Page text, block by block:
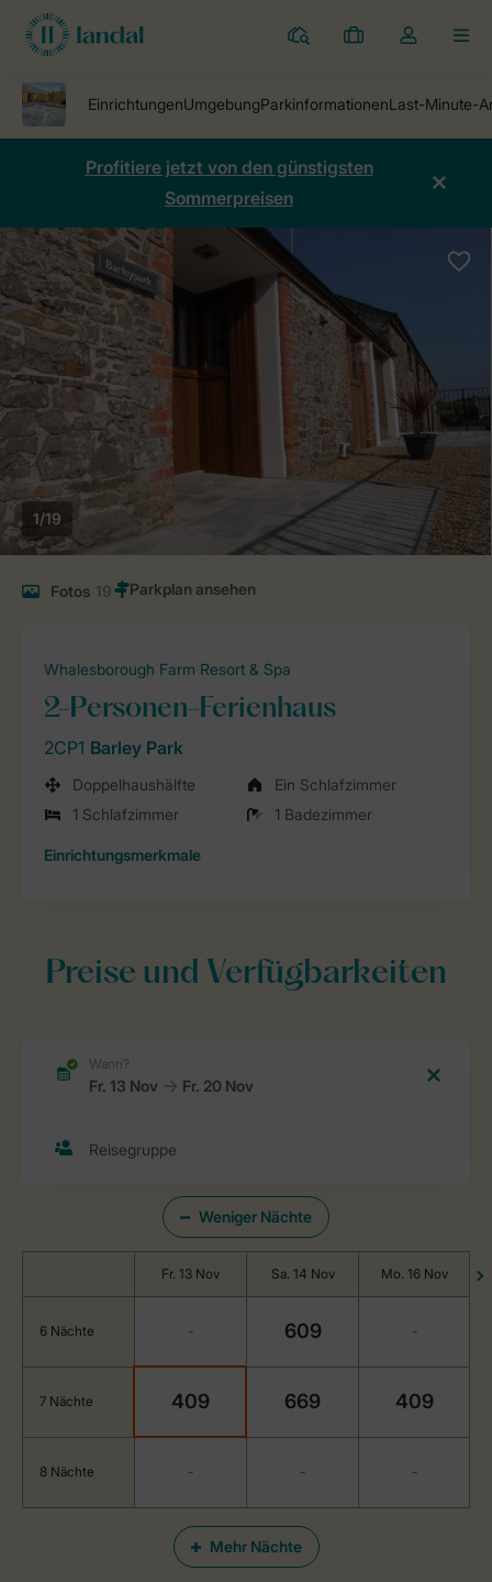
Ferienparks
Meine
Dropdown-
öffnen
Profitiere jetzt von den günstigsten
Sommerpreisen
1/19
Fotos 19
Whalesborough Farm Resort & Spa
2-Personen-Ferienhaus
2CP1 Barley Park
Doppelhaushälfte
Ein Schlafzimmer
1 Schlafzimmer
1 Badezimmer
Einrichtungsmerkmale
Preise und Verfügbarkeiten
Weniger Nächte
Mehr Nächte
Fr. 13 Nov Sa. 14 Nov Mo. 16 Nov
6 Nächte - 609 -
7 Nächte 409 669 409
8 Nächte - - -